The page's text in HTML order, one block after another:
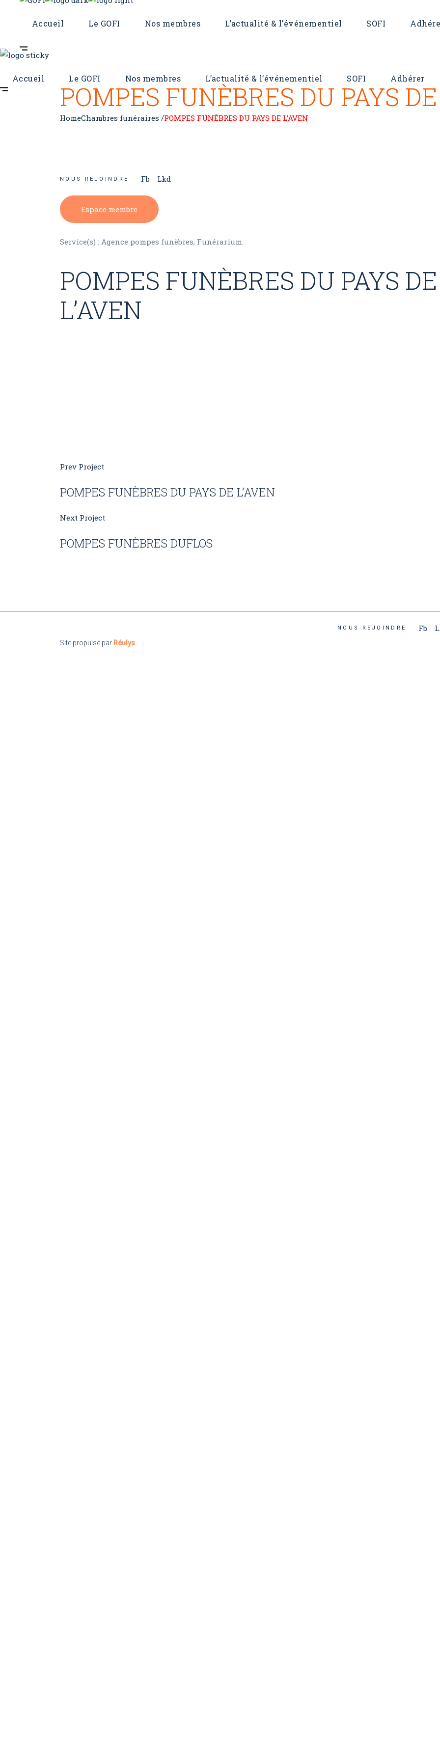
Accueil Le GOFI Nos membres L’actualité & l’événementiel SOFI
Accueil Le GOFI Nos membres L’actualité & l’événementiel SOFI Adhérer
POMPES FUNÈBRES DU PAYS DE
HomeChambres funéraires /POMPES FUNÈBRES DU PAYS DE L’AVEN
NOUS REJOINDRE Fb Lkd
Espace membre
Service(s) : Agence pompes funèbres, Funérarium.
POMPES FUNÈBRES DU PAYS DE
L’AVEN
Prev Project
POMPES FUNÈBRES DU PAYS DE L’AVEN
Next Project
POMPES FUNÈBRES DUFLOS
Site propulsé par Réulys
NOUS REJOINDRE Fb